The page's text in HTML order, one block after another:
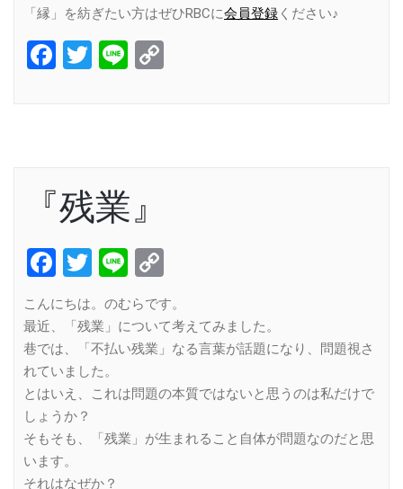
「縁」を紡ぎたい方はぜひRBCに会員登録 ください♪
Facebook
Twitter
Line
『残業』
Facebook
Twitter
Line
Link
こんにちは。のむらです。
最近、「残業」について考えてみました。
巷では、「不払い残業」なる言葉が話題になり、問題視さ
れていました。
とはいえ、これは問題の本質ではないと思うのは私だけで
しょうか？
そもそも、「残業」が生まれること自体が問題なのだと思
います。
それはなぜか？